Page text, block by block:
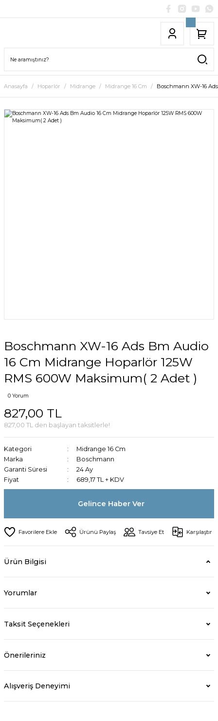
Anasayfa Hoparlör Midrange Midrange 16 Cm Boschmann XW-16
Boschmann XW-16 Ads Bm Audio
16 Cm Midrange Hoparlör 125W
RMS 600W Maksimum( 2 Adet )
0 Yorum
827,00 TL
827,00 TL den başlayan taksitlerle!
Kategori
Midrange 16 Cm
Marka
Boschmann
Garanti Süresi
24 Ay
Fiyat
689,17 TL + KDV
Gelince Haber Ver
Ürünü Paylaş Tavsiye Et Karşılaştır
Ürün Bilgisi
Yorumlar
Taksit Seçenekleri
Önerileriniz
Alışveriş Deneyimi